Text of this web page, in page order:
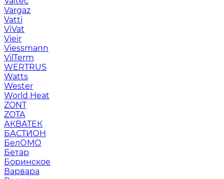
Vargaz
Vatti
ViVat
Vieir
Viessmann
VilTerm
WERTRUS
Watts
Wester
World Heat
ZONT
ZOTA
АКВАТЕК
БАСТИОН
БелОМО
Бетар
Боринское
Варвара